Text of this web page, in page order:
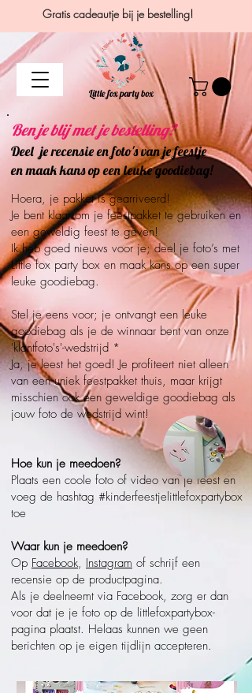
Gratis cadeautje bij je bestelling!
Ben je blij met je bestelling?
Deel je recensie en foto's van je feestje
en maak kans op een leuke goodiebag!
Hoera, je pakket is gearriveerd!
Je bent klaar om je feestpakket te gebruiken en
een geweldig feest te geven!
Ik heb goed nieuws voor je; deel je foto’s met
Little fox party box en maak kans op een super
leuke goodiebag.
Stel je eens voor; je ontvangt een leuke
goodiebag als je de winnaar bent van onze
'klantfoto's'-wedstrijd *
Ja, je leest het goed! Je profiteert niet alleen
van een uniek feestpakket thuis, maar krijgt
misschien ook een geweldige goodiebag als
jouw foto de wedstrijd wint!
Hoe kun je meedoen?
Plaats een coole foto of video van je feest en
voeg de hashtag #kinderfeestjelittlefoxpartybox
toe
Waar kun je meedoen?
Op Facebook, Instagram of schrijf een
recensie op de productpagina.
Als je deelneemt via Facebook, zorg er dan
voor dat je je foto op de littlefoxpartybox-
pagina plaatst. Helaas kunnen we geen
berichten op je eigen tijdlijn accepteren.